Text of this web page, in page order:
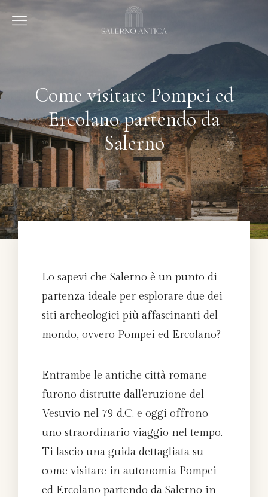
Come visitare Pompei ed
Ercolano partendo da
Salerno
Lo sapevi che Salerno è un punto di
partenza ideale per esplorare due dei
siti archeologici più affascinanti del
mondo, ovvero Pompei ed Ercolano?
Entrambe le antiche città romane
furono distrutte dall’eruzione del
Vesuvio nel 79 d.C. e oggi offrono
uno straordinario viaggio nel tempo.
Ti lascio una guida dettagliata su
come visitare in autonomia Pompei
ed Ercolano partendo da Salerno in